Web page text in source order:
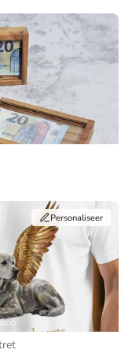
Personaliseer